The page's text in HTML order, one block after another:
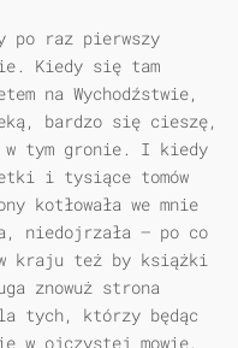
po raz pierwszy
Kiedy się tam
na Wychodźstwie,
bardzo się cieszę,
w tym gronie. I kiedy
i tysiące tomów
kotłowała we mnie
niedojrzała — po co
kraju też by książki
znowuż strona
tych, którzy będąc
w ojczystej mowie,